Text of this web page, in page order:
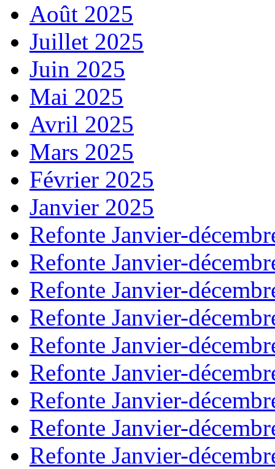
Août 2025
Juillet 2025
Juin 2025
Mai 2025
Avril 2025
Mars 2025
Février 2025
Janvier 2025
Refonte Janvier-
Refonte Janvier-
Refonte Janvier-
Refonte Janvier-
Refonte Janvier-
Refonte Janvier-
Refonte Janvier-
Refonte Janvier-
Refonte Janvier-